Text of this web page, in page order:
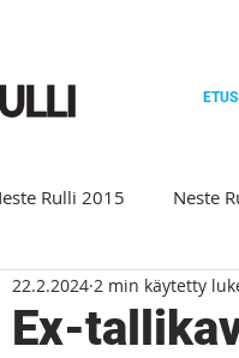
Rulli 2015 Neste
Winter Classic 2019
Ex-
22.2.2024 2 min käytetty